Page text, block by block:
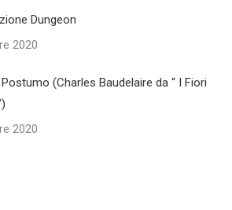
Dungeon
2020
(Charles Baudelaire da “ I Fiori
2020